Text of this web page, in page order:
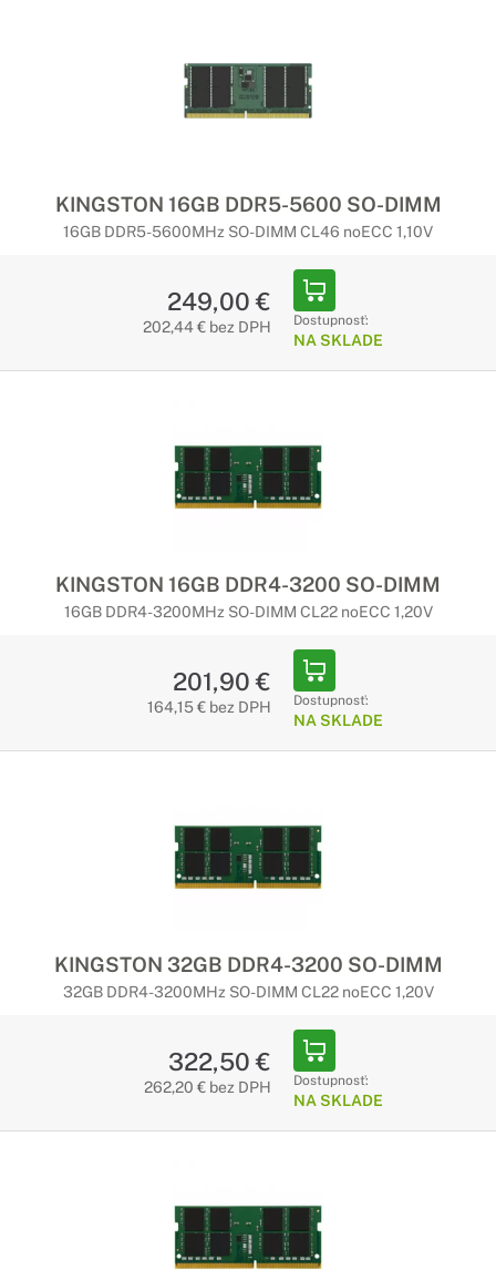
KINGSTON 16GB DDR5-5600 SO-DIMM
16GB DDR5-5600MHz SO-DIMM CL46 noECC 1,10V
249,00 €
202,44 € bez DPH Dostupnosť:
NA SKLADE
KINGSTON 16GB DDR4-3200 SO-DIMM
16GB DDR4-3200MHz SO-DIMM CL22 noECC 1,20V
201,90 €
164,15 € bez DPH Dostupnosť:
NA SKLADE
KINGSTON 32GB DDR4-3200 SO-DIMM
32GB DDR4-3200MHz SO-DIMM CL22 noECC 1,20V
322,50 €
262,20 € bez DPH Dostupnosť:
NA SKLADE